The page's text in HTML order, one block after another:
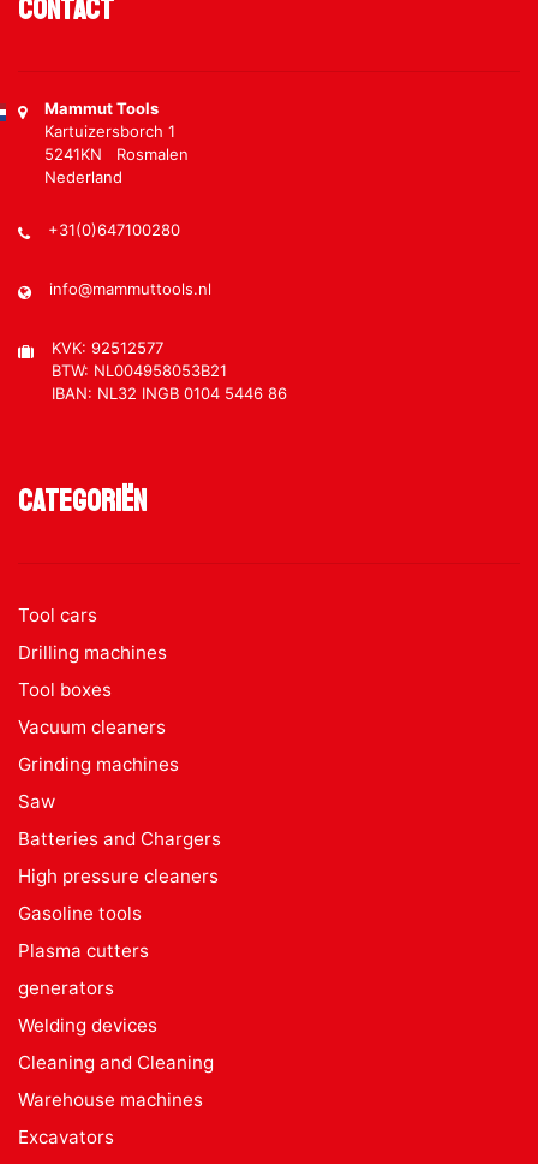
Contact
Mammut Tools
Kartuizersborch 1
5241KN Rosmalen
Nederland
+31(0)647100280
info@mammuttools.nl
KVK: 92512577
BTW: NL004958053B21
IBAN: NL32 INGB 0104 5446 86
Categoriën
Tool cars
Drilling machines
Tool boxes
Vacuum cleaners
Grinding machines
Saw
Batteries and Chargers
High pressure cleaners
Gasoline tools
Plasma cutters
generators
Welding devices
Cleaning and Cleaning
Warehouse machines
Excavators